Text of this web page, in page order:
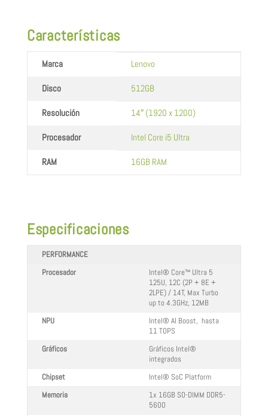
Características
Marca Lenovo
Disco 512GB
Resolución 14″ (1920 x 1200)
Procesador Intel Core i5 Ultra
RAM 16GB RAM
Especificaciones
PERFORMANCE
Procesador
Intel® Core™ Ultra 5
125U, 12C (2P + 8E +
2LPE) / 14T, Max Turbo
up to 4.3GHz, 12MB
NPU
Intel® AI Boost, hasta
11 TOPS
Gráficos
Gráficos Intel®
integrados
Chipset
Intel® SoC Platform
Memoria
1x 16GB SO-DIMM DDR5-
5600